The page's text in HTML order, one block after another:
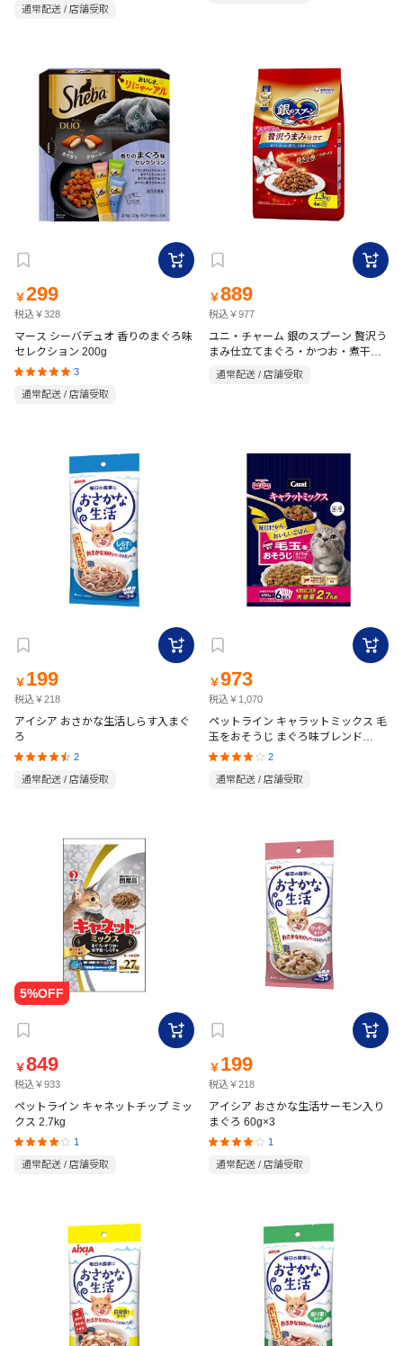
通常配送 / 店舗受取
￥299
税込￥328
マース シーバデュオ 香りのまぐろ味
セレクション 200g
3
通常配送 / 店舗受取
￥889
税込￥977
ユニ・チャーム 銀のスプーン 贅沢う
まみ仕立てまぐろ・かつお・煮干
し・白身魚・しらす味 1.3kg
通常配送 / 店舗受取
￥ 199
税込￥218
アイシア おさかな生活しらす入まぐ
ろ
2
通常配送 / 店舗受取
￥973
税込￥1,070
ペットライン キャラットミックス 毛
玉をおそうじ まぐろ味ブレンド
2.7kg(450g×6袋) 国産
2
通常配送 / 店舗受取
￥849
税込￥933
ペットライン キャネットチップ ミッ
クス 2.7kg
1
通常配送 / 店舗受取
￥ 199
税込￥218
アイシア おさかな生活サーモン入り
まぐろ 60g×3
1
通常配送 / 店舗受取